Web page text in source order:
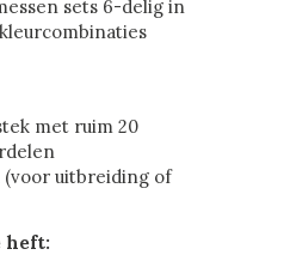
sets 6-delig in
met ruim 20
(voor uitbreiding of
heft: